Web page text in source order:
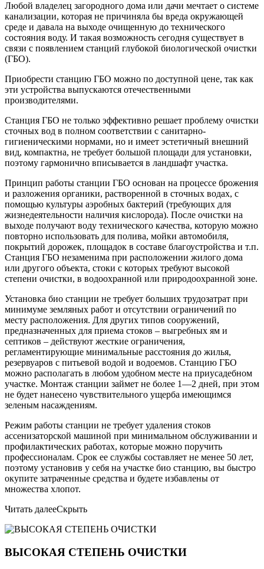
Любой владелец загородного дома или дачи мечтает о системе
канализации, которая не причиняла бы вреда окружающей
среде и давала на выходе очищенную до технического
состояния воду. И такая возможность сегодня существует в
связи с появлением станций глубокой биологической очистки
(ГБО).
Приобрести станцию ГБО можно по доступной цене, так как
эти устройства выпускаются отечественными
производителями.
Станция ГБО не только эффективно решает проблему очистки
сточных вод в полном соответствии с санитарно-
гигиеническими нормами, но и имеет эстетичный внешний
вид, компактна, не требует большой площади для установки,
поэтому гармонично вписывается в ландшафт участка.
Принцип работы станции ГБО основан на процессе брожения
и разложения органики, растворенной в сточных водах, с
помощью культуры аэробных бактерий (требующих для
жизнедеятельности наличия кислорода). После очистки на
выходе получают воду технического качества, которую можно
повторно использовать для полива, мойки автомобиля,
покрытий дорожек, площадок в составе благоустройства и т.п.
Станция ГБО незаменима при расположении жилого дома
или другого объекта, стоки с которых требуют высокой
степени очистки, в водоохранной или природоохранной зоне.
Установка био станции не требует больших трудозатрат при
минимуме земляных работ и отсутствии ограничений по
месту расположения. Для других типов сооружений,
предназначенных для приема стоков – выгребных ям и
септиков – действуют жесткие ограничения,
регламентирующие минимальные расстояния до жилья,
резервуаров с питьевой водой и водоемов. Станцию ГБО
можно располагать в любом удобном месте на приусадебном
участке. Монтаж станции займет не более 1—2 дней, при этом
не будет нанесено чувствительного ущерба имеющимся
зеленым насаждениям.
Режим работы станции не требует удаления стоков
ассенизаторской машиной при минимальном обслуживании и
профилактических работах, которые можно поручить
профессионалам. Срок ее службы составляет не менее 50 лет,
поэтому установив у себя на участке био станцию, вы быстро
окупите затраченные средства и будете избавлены от
множества хлопот.
Читать далееСкрыть
ВЫСОКАЯ СТЕПЕНЬ ОЧИСТКИ